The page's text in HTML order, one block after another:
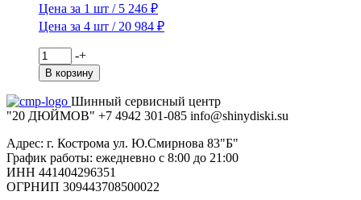
Цена за 1 шт / 5 246 ₽
Цена за 4 шт / 20 984 ₽
Количество
товара
Viatti
185/70R14
88T
Nordico
V-
522
TL
-+
В корзину
Шинный сервисный центр
"20 ДЮЙМОВ" +7 4942 301-085 info@shinydiski.su
Адрес: г. Кострома ул. Ю.Смирнова 83"Б"
График работы: ежедневно с 8:00 до 21:00
ИНН 441404296351
ОГРНИП 309443708500022